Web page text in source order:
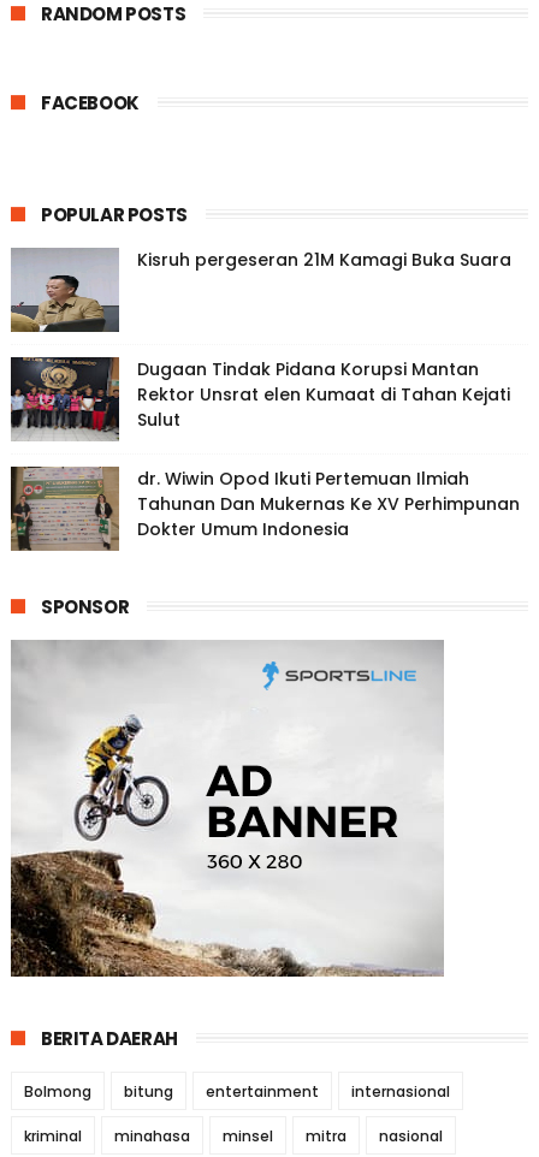
RANDOM POSTS
FACEBOOK
POPULAR POSTS
Kisruh pergeseran 21M Kamagi Buka Suara
Dugaan Tindak Pidana Korupsi Mantan
Rektor Unsrat elen Kumaat di Tahan Kejati
Sulut
dr. Wiwin Opod Ikuti Pertemuan Ilmiah
Tahunan Dan Mukernas Ke XV Perhimpunan
Dokter Umum Indonesia
SPONSOR
BERITA DAERAH
Bolmong bitung entertainment internasional
kriminal minahasa minsel mitra nasional